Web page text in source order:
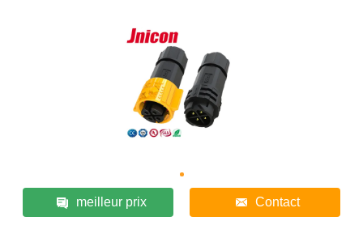
meilleur prix Contact